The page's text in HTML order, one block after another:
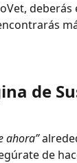
de
ahora”
de